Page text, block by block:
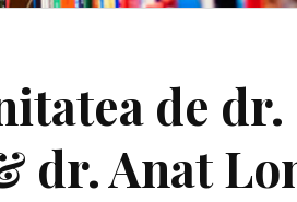
de
dr. Anat